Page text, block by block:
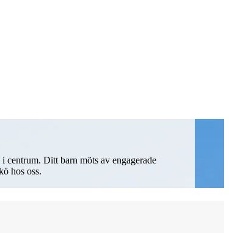
Ditt barn möts av engagerade
hos oss.